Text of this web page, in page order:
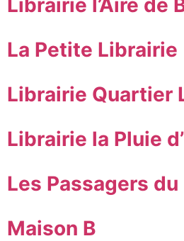
La Petite Librairie
Librairie Quartier
Librairie la Pluie
Les Passagers du
Maison B